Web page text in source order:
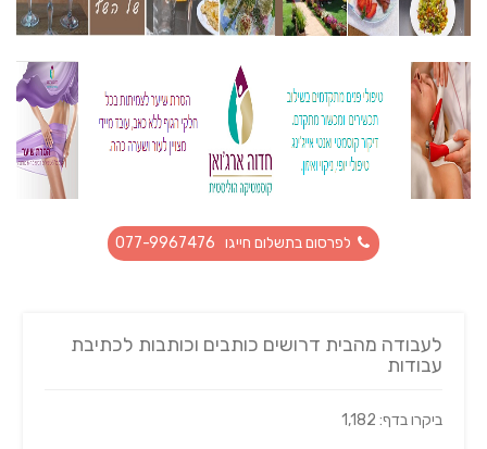
לפרסום בתשלום חייגו 077-9967476
לעבודה מהבית דרושים כותבים וכותבות לכתיבת
עבודות
ביקרו בדף: 1,182